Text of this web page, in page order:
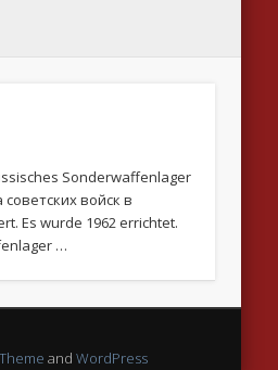
Sonderwaffenlager
советских войск в
Es wurde 1962 errichtet.
…
and WordPress